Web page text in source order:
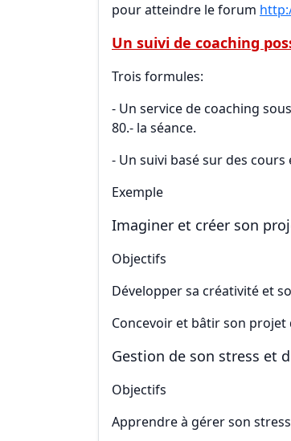
pour atteindre le forum
Un suivi de coaching
Trois formules:
- Un service de coaching
80.- la séance.
- Un suivi basé sur des
Exemple
Imaginer et créer son
Objectifs
Développer sa créativité et
Concevoir et bâtir son projet
Gestion de son stress et
Objectifs
Apprendre à gérer son